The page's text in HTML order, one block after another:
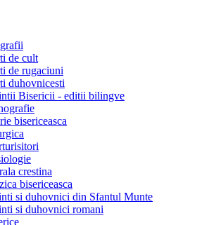
de cult
de rugaciuni
duhovnicesti
Bisericii - editii bilingve
bisericeasca
crestina
bisericeasca
si duhovnici din Sfantul Munte
si duhovnici romani